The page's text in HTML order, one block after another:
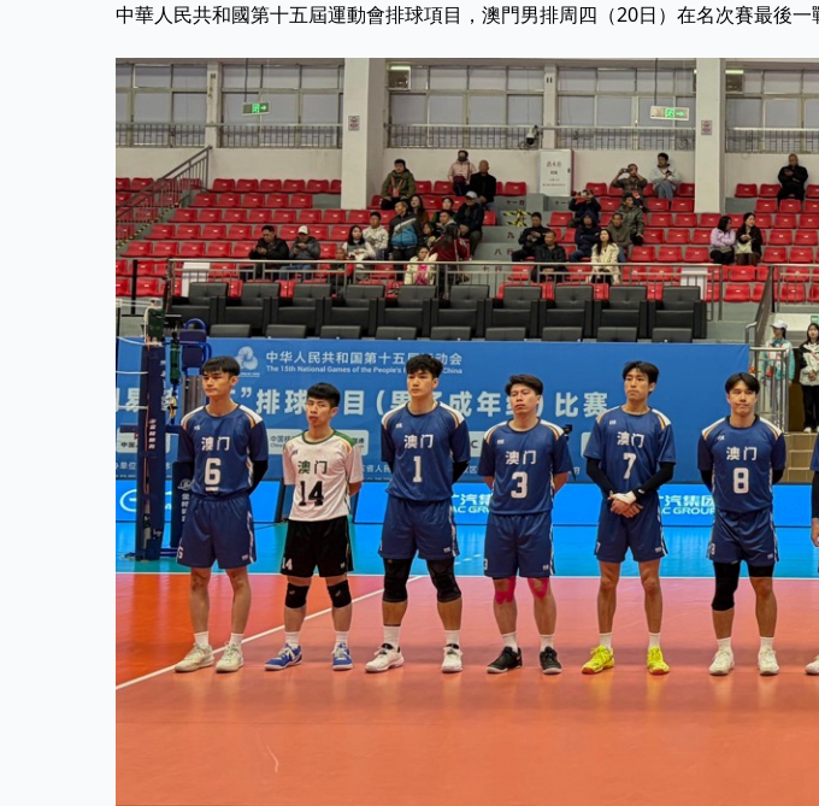
中華人民共和國第十五屆運動會排球項目，澳門男排周四（20日）在名次賽最後一